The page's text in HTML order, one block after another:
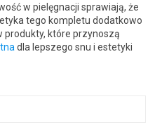
w pielęgnacji sprawiają, że
tego kompletu dodatkowo
produkty, które przynoszą
dla lepszego snu i estetyki